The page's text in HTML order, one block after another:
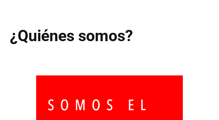
¿Quiénes somos?